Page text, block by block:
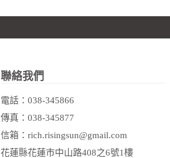
聯絡我們
電話：038-345866
傳真：038-345877
信箱：rich.risingsun@gmail.com
花蓮縣花蓮市中山路408之6號1樓